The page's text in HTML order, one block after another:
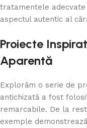
tratamentele
aspectul autentic al
Proiecte
Aparentă
Explorăm o serie de
antichizată a fost
remarcabile. De la
exemple